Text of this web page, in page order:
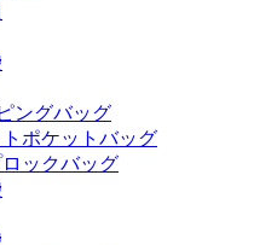
ングバッグ
ポケットバッグ
ックバッグ